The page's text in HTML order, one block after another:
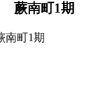
蕨南町1期